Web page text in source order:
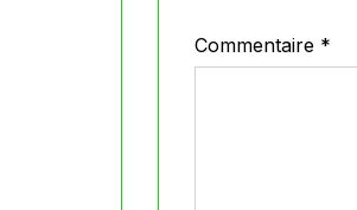
Commentaire *